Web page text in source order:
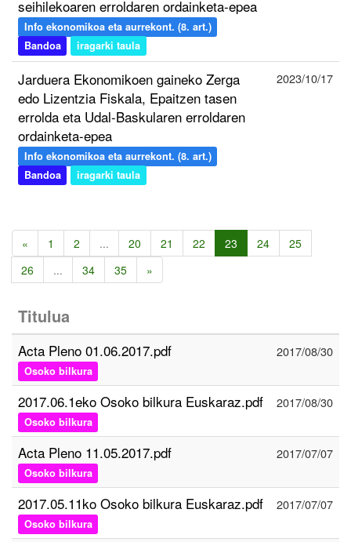
seihilekoaren erroldaren ordainketa-epea
Info ekonomikoa eta aurrekont. (8. art.)
Bandoa
iragarki taula
Jarduera Ekonomikoen gaineko Zerga
edo Lizentzia Fiskala, Epaitzen tasen
errolda eta Udal-Baskularen erroldaren
ordainketa-epea
Info ekonomikoa eta aurrekont. (8. art.)
Bandoa
iragarki taula
2023/10/17
« 1 2 ... 20 21 22 23 24
25
26
... 34 35 »
Titulua
Acta Pleno 01.06.2017.pdf
Osoko bilkura
2017/08/30
2017.06.1eko Osoko bilkura Euskaraz.pdf
Osoko bilkura
2017/08/30
Acta Pleno 11.05.2017.pdf
Osoko bilkura
2017/07/07
2017.05.11ko Osoko bilkura Euskaraz.pdf
Osoko bilkura
2017/07/07